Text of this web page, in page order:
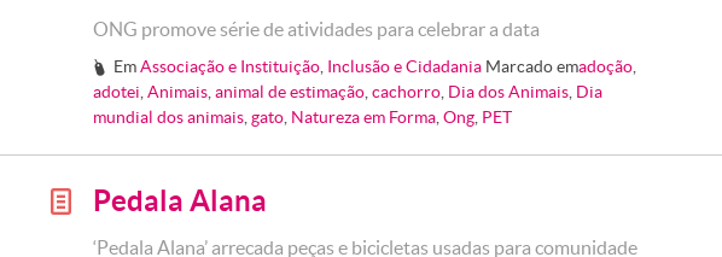
ONG promove série de atividades para celebrar a data
# EmAssociação e Instituição Inclusão e Cidadania Marcado emadoção
adotei Animais animal de estimação cachorro Dia dos Animais Dia
mundial dos animais gato Natureza em Forma Ong PET
g Pedala Alana
‘Pedala Alana’ arrecada peças e bicicletas usadas para comunidade